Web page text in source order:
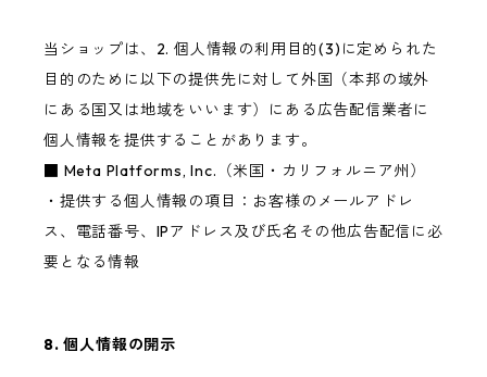
当ショップは、2. 個人情報の利用目的(3)に定められた
目的のために以下の提供先に対して外国（本邦の域外
にある国又は地域をいいます）にある広告配信業者に
個人情報を提供することがあります。
■ Meta Platforms, Inc.（米国・カリフォルニア州）
・提供する個人情報の項目：お客様のメールアドレ
ス、電話番号、IPアドレス及び氏名その他広告配信に必
要となる情報
8. 個人情報の開示